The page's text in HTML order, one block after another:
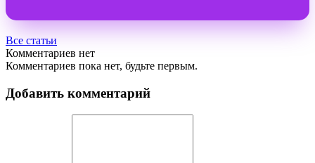
Все статьи
Комментариев нет
Комментариев пока нет, будьте первым.
Добавить комментарий